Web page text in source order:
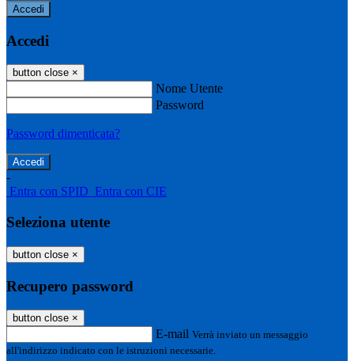
Accedi
Accedi
button close ×
Nome Utente
Password
Password dimenticata?
-
Entra con SPID Entra con CIE
Seleziona utente
button close ×
Recupero password
button close ×
E-mail Verrà inviato un messaggio
all'indirizzo indicato con le istruzioni necessarie.